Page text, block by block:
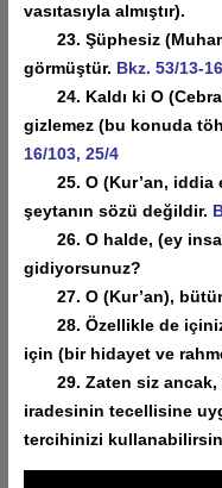
vasıtasıyla almıştır).
23. Şüphesiz
görmüştür. Bkz. 53/13-
24. Kaldı ki O
gizlemez (bu konuda
16/103, 25/4
25. O (Kur’an, iddia
şeytanın sözü değildir.
26. O halde, (ey
gidiyorsunuz?
27. O (Kur’an),
28. Özellikle de
için (bir hidayet ve
29. Zaten siz ancak,
iradesinin tecellisine
tercihinizi